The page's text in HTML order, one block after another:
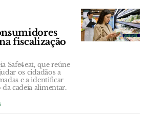
fiscalização
Safe4eat, que reúne
os cidadãos a
e a identificar
cadeia alimentar.